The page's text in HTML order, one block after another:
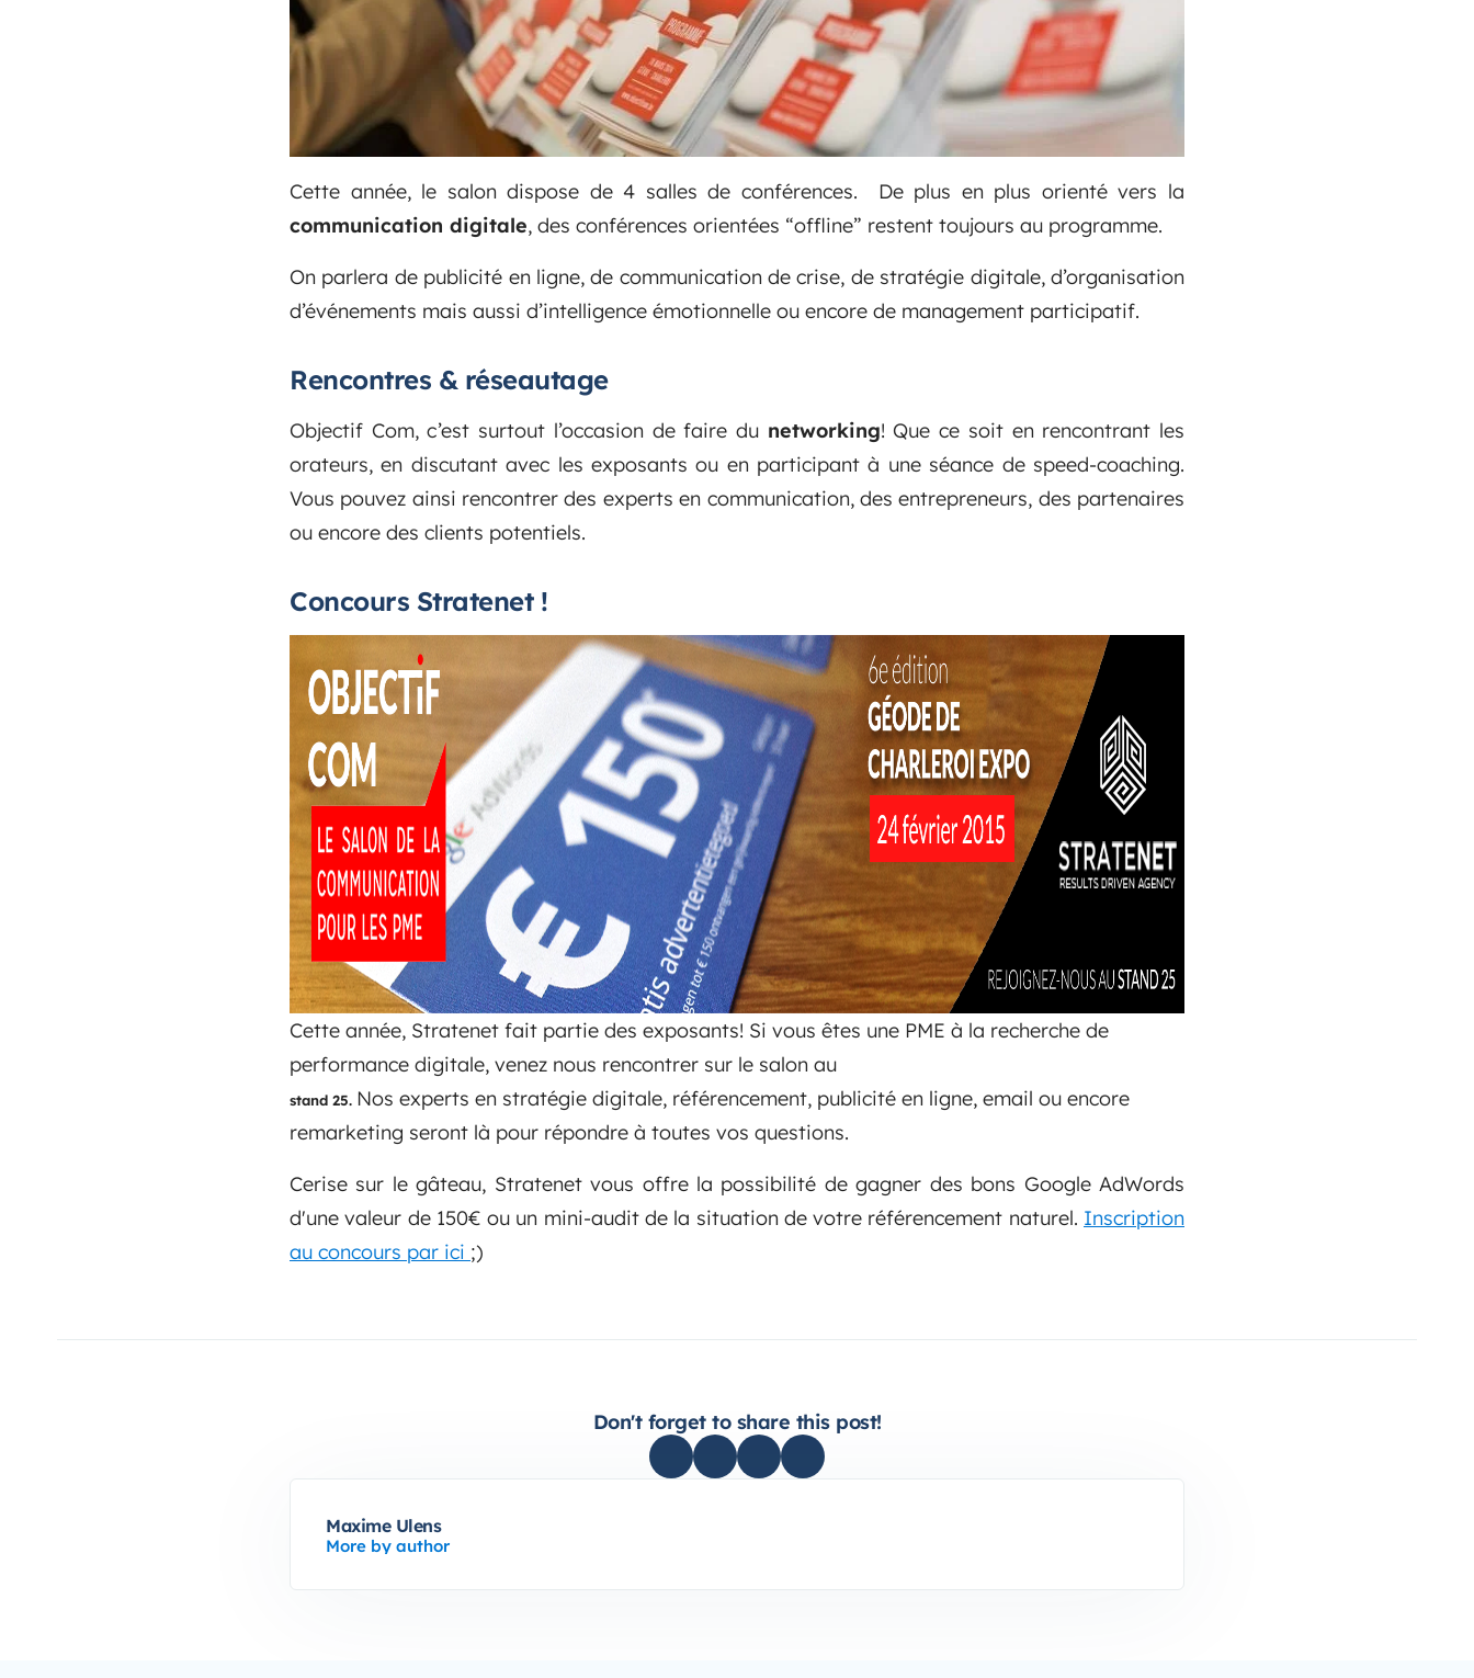
Cette année, le salon dispose de 4 salles de conférences. De plus en plus orienté vers la
communication digitale, des conférences orientées “offline” restent toujours au programme.
On parlera de publicité en ligne, de communication de crise, de stratégie digitale, d’organisation
d’événements mais aussi d’intelligence émotionnelle ou encore de management participatif.
Rencontres & réseautage
Objectif Com, c’est surtout l’occasion de faire du networking! Que ce soit en rencontrant les
orateurs, en discutant avec les exposants ou en participant à une séance de speed-coaching.
Vous pouvez ainsi rencontrer des experts en communication, des entrepreneurs, des partenaires
ou encore des clients potentiels.
Concours Stratenet !
Cette année, Stratenet fait partie des exposants! Si vous êtes une PME à la recherche de
performance digitale, venez nous rencontrer sur le salon au
stand 25. Nos experts en stratégie digitale, référencement, publicité en ligne, email ou encore
remarketing seront là pour répondre à toutes vos questions.
Cerise sur le gâteau, Stratenet vous offre la possibilité de gagner des bons Google AdWords
d'une valeur de 150€ ou un mini-audit de la situation de votre référencement naturel. Inscription
au concours par ici ;)
Don't forget to share this post!
Maxime Ulens
More by author